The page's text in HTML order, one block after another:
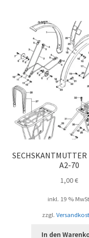
A2-70
1,00€
inkl. 19 %
zzgl.
In den